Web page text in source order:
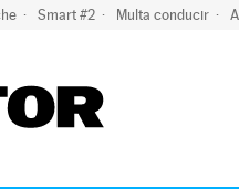
Smart #2 Multa conducir